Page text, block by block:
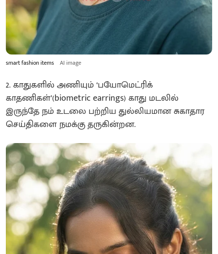
smart fashion items AI image
2. காதுகளில் அணியும் ‘பயோமெட்ரிக்
காதணிகள்’(biometric earrings) காது மடலில்
இருந்தே நம் உடலை பற்றிய துல்லியமான சுகாதார
செய்திகளை நமக்கு தருகின்றன.